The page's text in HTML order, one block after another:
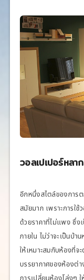
วอลเปเปอร์หลา
อีกหนึ่งสไตล์ของการ
สมัยมาก เพราะการใ
ด้วยราคาที่ไม่แพง ซึ่ง
ภายใน ไม่ว่าจะเป็นบ้
ให้เหมาะสมกับห้องที่จ
บรรยากาศของห้องต่